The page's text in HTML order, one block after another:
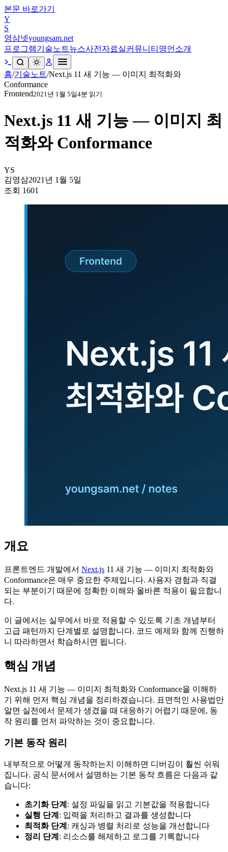
본문 바로가기
Y
S
영삼넷youngsam.net
프로그램기술노트뉴스사전 자료실커뮤니티 명언 소개
홈/기술노트/Next.js 11 새 기능 — 이미지 최적화와
Conformance
Frontend2021년 1월 5일4분 읽기
Next.js 11 새 기능 — 이미지 최
적화와 Conformance
YS
김영삼2021년 1월 5일
조회 1601
개요
프론트엔드 개발에서 Next.js 11 새 기능 — 이미지 최적화와
Conformance은 매우 중요한 주제입니다. 사용자 경험과 직결
되는 부분이기 때문에 정확한 이해와 올바른 적용이 필요합니
다.
이 글에서는 실무에서 바로 적용할 수 있도록 기초 개념부터
고급 패턴까지 단계별로 설명합니다. 코드 예제와 함께 진행하
니 따라하면서 학습하시면 됩니다.
핵심 개념
Next.js 11 새 기능 — 이미지 최적화와 Conformance을 이해하
기 위해 먼저 핵심 개념을 정리하겠습니다. 표면적인 사용법만
알면 실전에서 문제가 생겼을 때 대응하기 어렵기 때문에, 동
작 원리를 먼저 파악하는 것이 중요합니다.
기본 동작 원리
내부적으로 어떻게 동작하는지 이해하면 디버깅이 훨씬 쉬워
집니다. 공식 문서에서 설명하는 기본 동작 흐름은 다음과 같
습니다:
초기화 단계 : 설정 파일을 읽고 기본값을 적용합니다
실행 단계 : 입력을 처리하고 결과를 생성합니다
최적화 단계 : 캐싱과 병렬 처리로 성능을 개선합니다
정리 단계 : 리소스를 해제하고 로그를 기록합니다